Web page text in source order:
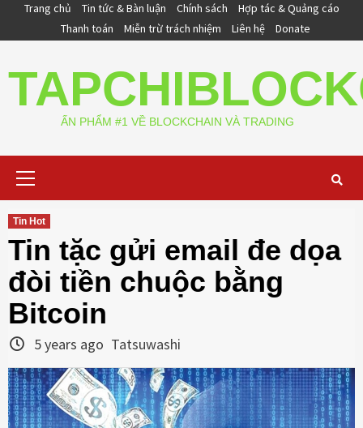
Trang chủ Tin tức & Bàn luận Chính sách
Hợp tác & Quảng cáo
Thanh toán
Miễn trừ trách nhiệm Liên hệ Donate
ẤN PHẨM #1 VỀ BLOCKCHAIN VÀ TRADING
Tin Hot
Tin tặc gửi email đe dọa
đòi tiền chuộc bằng
Bitcoin
5 years ago Tatsuwashi